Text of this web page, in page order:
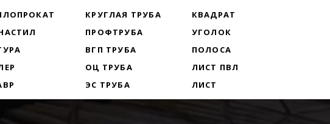
КРУГЛАЯ ТРУБА
ПРОФТРУБА
ВГП ТРУБА
ОЦ ТРУБА
ЭС ТРУБА
КВАДРАТ
УГОЛОК
ПОЛОСА
ЛИСТ ПВЛ
ЛИСТ